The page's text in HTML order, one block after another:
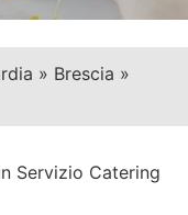
» Brescia »
Servizio Catering